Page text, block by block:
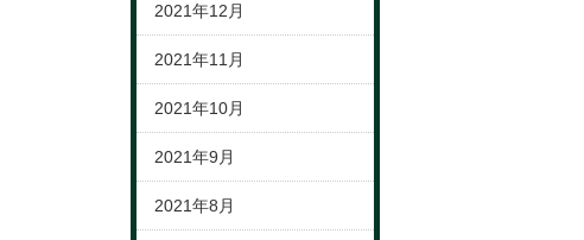
2021年12月
2021年11月
2021年10月
2021年9月
2021年8月